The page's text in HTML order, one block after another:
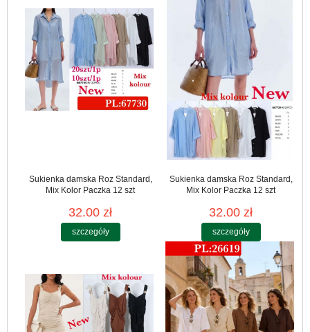
Sukienka damska Roz Standard,
Mix Kolor Paczka 12 szt
32.00 zł
szczegóły
Sukienka damska Roz Standard,
Mix Kolor Paczka 12 szt
32.00 zł
szczegóły